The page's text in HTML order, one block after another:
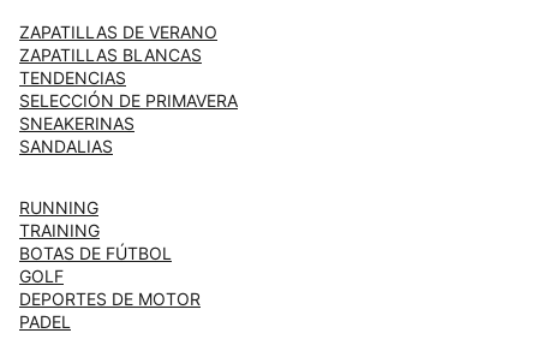
ZAPATILLAS DE VERANO
ZAPATILLAS BLANCAS
TENDENCIAS
SELECCIÓN DE PRIMAVERA
SNEAKERINAS
SANDALIAS
RUNNING
TRAINING
BOTAS DE FÚTBOL
GOLF
DEPORTES DE MOTOR
PADEL